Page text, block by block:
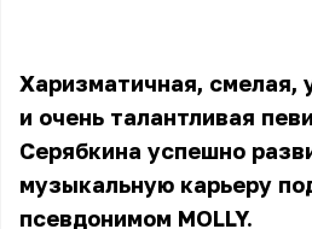
Харизматичная, смелая,
и очень талантливая
Серябкина успешно
музыкальную карьеру
псевдонимом MOLLY.